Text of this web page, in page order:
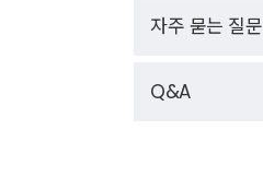
자주 묻는 질문
Q&A